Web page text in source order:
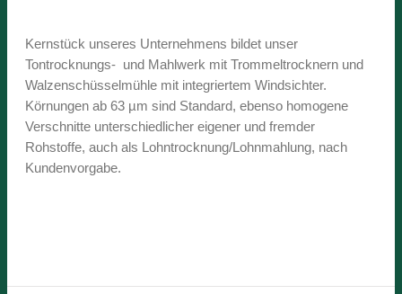
Kernstück unseres Unternehmens bildet unser
Tontrocknungs- und Mahlwerk mit Trommeltrocknern und
Walzenschüsselmühle mit integriertem Windsichter.
Körnungen ab 63 µm sind Standard, ebenso homogene
Verschnitte unterschiedlicher eigener und fremder
Rohstoffe, auch als Lohntrocknung/Lohnmahlung, nach
Kundenvorgabe.